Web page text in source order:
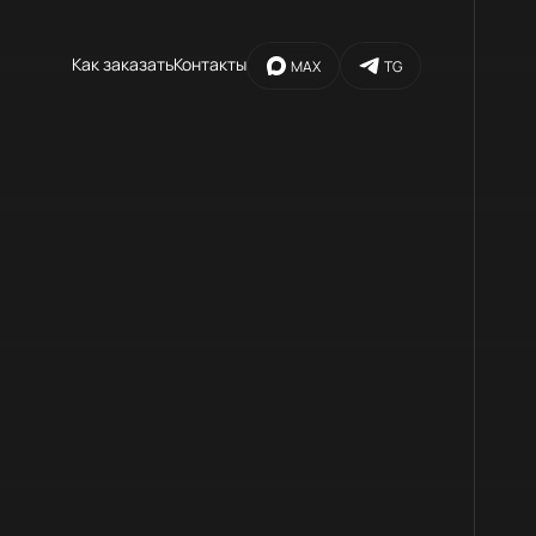
Как заказатьКонтакты MAX TG